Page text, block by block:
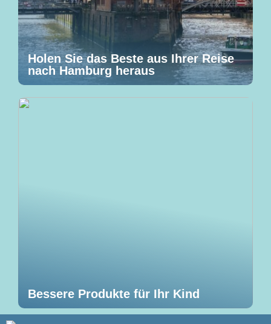
Holen Sie das Beste aus Ihrer Reise
nach Hamburg heraus
Bessere Produkte für Ihr Kind